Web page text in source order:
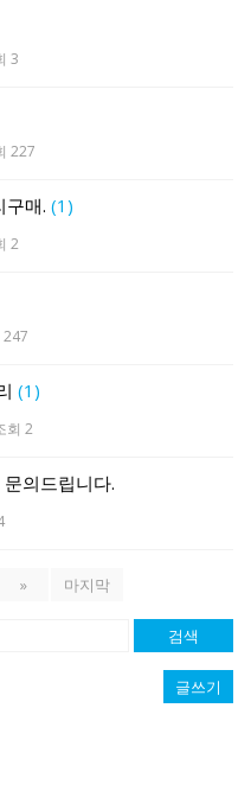
3
227
매. (1)
2
247
(1)
회 2
의드립니다.
» 마지막
검색
글쓰기